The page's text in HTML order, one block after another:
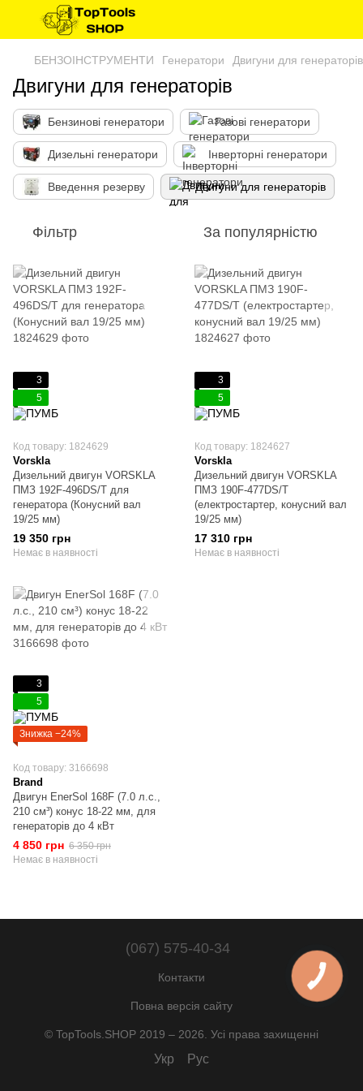
БЕНЗОІНСТРУМЕНТИ Генератори Двигуни для генераторів
Двигуни для генераторів
Бензинові генератори Газові генератори
Дизельні генератори Інверторні генератори
Введення резерву Двигуни для генераторів
Фільтр За популярністю
3
5
Код товару: 1824629
Vorskla
Дизельний двигун VORSKLA
ПМЗ 192F-496DS/T для
генератора (Конусний вал
19/25 мм)
19 350 грн
Немає в наявності
3
5
Код товару: 1824627
Vorskla
Дизельний двигун VORSKLA
ПМЗ 190F-477DS/T
(електростартер, конусний вал
19/25 мм)
17 310 грн
Немає в наявності
3
5
Знижка −24%
Код товару: 3166698
Brand
Двигун EnerSol 168F (7.0 л.с.,
210 см³) конус 18-22 мм, для
генераторів до 4 кВт
4 850 грн 6 350 грн
Немає в наявності
(067) 575-40-34
Контакти
Повна версія сайту
© TopTools.SHOP 2019 – 2026. Усі права захищенні
Укр Рус
КНОПКА
ЗВ'ЯЗКУ